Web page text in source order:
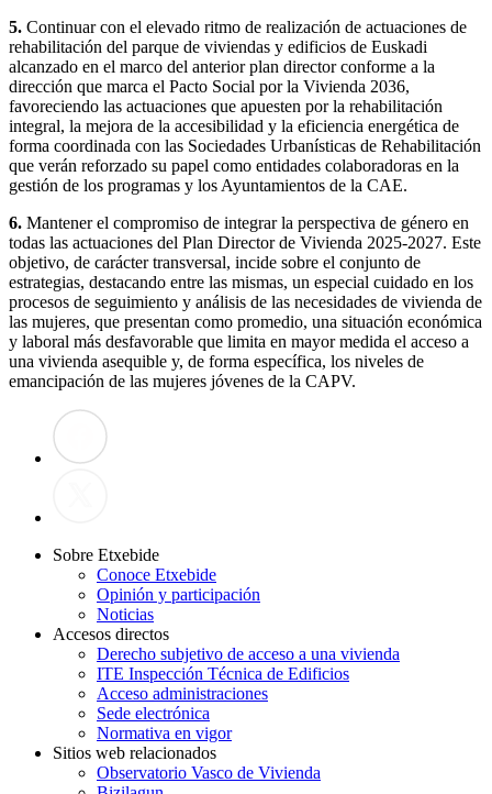
5. Continuar con el elevado ritmo de realización de actuaciones de
rehabilitación del parque de viviendas y edificios de Euskadi
alcanzado en el marco del anterior plan director conforme a la
dirección que marca el Pacto Social por la Vivienda 2036,
favoreciendo las actuaciones que apuesten por la rehabilitación
integral, la mejora de la accesibilidad y la eficiencia energética de
forma coordinada con las Sociedades Urbanísticas de Rehabilitación
que verán reforzado su papel como entidades colaboradoras en la
gestión de los programas y los Ayuntamientos de la CAE.
6. Mantener el compromiso de integrar la perspectiva de género en
todas las actuaciones del Plan Director de Vivienda 2025-2027. Este
objetivo, de carácter transversal, incide sobre el conjunto de
estrategias, destacando entre las mismas, un especial cuidado en los
procesos de seguimiento y análisis de las necesidades de vivienda de
las mujeres, que presentan como promedio, una situación económica
y laboral más desfavorable que limita en mayor medida el acceso a
una vivienda asequible y, de forma específica, los niveles de
emancipación de las mujeres jóvenes de la CAPV.
Sobre Etxebide
Conoce Etxebide
Opinión y participación
Noticias
Accesos directos
Derecho subjetivo de acceso a una vivienda
ITE Inspección Técnica de Edificios
Acceso administraciones
Sede electrónica
Normativa en vigor
Sitios web relacionados
Observatorio Vasco de Vivienda